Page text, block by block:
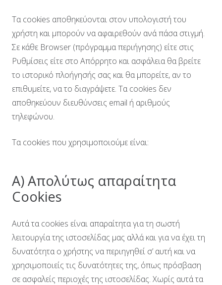
Τα cookies αποθηκεύονται στον υπολογιστή του
χρήστη και μπορούν να αφαιρεθούν ανά πάσα στιγμή.
Σε κάθε Browser (πρόγραμμα περιήγησης) είτε στις
Ρυθμίσεις είτε στο Απόρρητο και ασφάλεια θα βρείτε
το ιστορικό πλοήγησής σας και θα μπορείτε, αν το
επιθυμείτε, να το διαγράψετε. Τα cookies δεν
αποθηκεύουν διευθύνσεις email ή αριθμούς
τηλεφώνου.
Τα cookies που χρησιμοποιούμε είναι:
Α) Απολύτως απαραίτητα
Cookies
Αυτά τα cookies είναι απαραίτητα για τη σωστή
λειτουργία της ιστοσελίδας μας αλλά και για να έχει τη
δυνατότητα ο χρήστης να περιηγηθεί σ’ αυτή και να
χρησιμοποιείς τις δυνατότητες της, όπως πρόσβαση
σε ασφαλείς περιοχές της ιστοσελίδας. Χωρίς αυτά τα